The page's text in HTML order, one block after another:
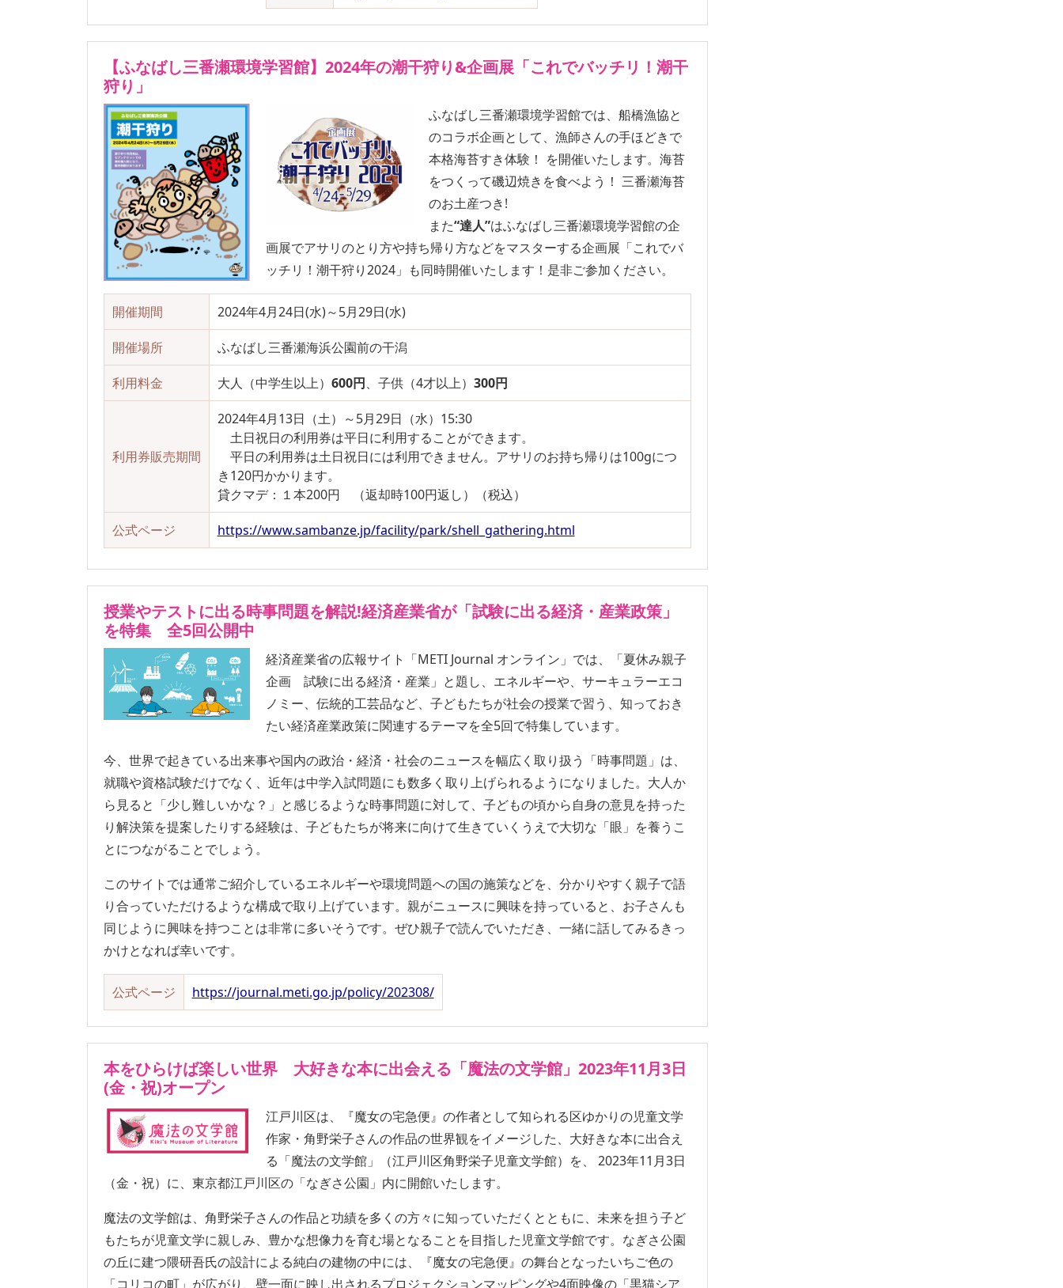
【ふなばし三番瀬環境学習館】 2024年の潮干狩り&企画展「これでバッチリ！潮干
狩り」
ふなばし三番瀬環境学習館では、船橋漁協と
のコラボ企画として、漁師さんの手ほどきで
本格海苔すき体験！ を開催いたします。海苔
をつくって磯辺焼きを食べよう！ 三番瀬海苔
のお土産つき!
また“達人”はふなばし三番瀬環境学習館の企
画展でアサリのとり方や持ち帰り方などをマスターする企画展「これでバ
ッチリ！潮干狩り2024」も同時開催いたします！是非ご参加ください。
開催期間 2024年4月24日(水)～5月29日(水)
開催場所 ふなばし三番瀬海浜公園前の干潟
利用料金 大人（中学生以上） 600円、子供（4才以上） 300円
利用券販売期間
2024年4月13日（土）～5月29日（水）15:30
土日祝日の利用券は平日に利用することができます。
平日の利用券は土日祝日には利用できません。アサリのお持ち帰りは100gにつ
き120円かかります。
貸クマデ：１本200円 （返却時100円返し）（税込）
公式ページ https://www.sambanze.jp/facility/park/shell_gathering.html
授業やテストに出る時事問題を解説!経済産業省が「試験に出る経済・産業政策」
を特集 全5回公開中
経済産業省の広報サイト「METI Journal オンライン」では、「夏休み親子
企画 試験に出る経済・産業」と題し、エネルギーや、サーキュラーエコ
ノミー、伝統的工芸品など、子どもたちが社会の授業で習う、知っておき
たい経済産業政策に関連するテーマを全5回で特集しています。
今、世界で起きている出来事や国内の政治・経済・社会のニュースを幅広く取り扱う「時事問題」は、
就職や資格試験だけでなく、近年は中学入試問題にも数多く取り上げられるようになりました。大人か
ら見ると「少し難しいかな？」と感じるような時事問題に対して、子どもの頃から自身の意見を持った
り解決策を提案したりする経験は、子どもたちが将来に向けて生きていくうえで大切な「眼」を養うこ
とにつながることでしょう。
このサイトでは通常ご紹介しているエネルギーや環境問題への国の施策などを、分かりやすく親子で語
り合っていただけるような構成で取り上げています。親がニュースに興味を持っていると、お子さんも
同じように興味を持つことは非常に多いそうです。ぜひ親子で読んでいただき、一緒に話してみるきっ
かけとなれば幸いです。
公式ページ https://journal.meti.go.jp/policy/202308/
本をひらけば楽しい世界 大好きな本に出会える「魔法の文学館」2023年11月3日
(金・祝)オープン
江戸川区は、『魔女の宅急便』の作者として知られる区ゆかりの児童文学
作家・角野栄子さんの作品の世界観をイメージした、大好きな本に出合え
る「魔法の文学館」（江戸川区角野栄子児童文学館）を、 2023年11月3日
（金・祝）に、東京都江戸川区の「なぎさ公園」内に開館いたします。
魔法の文学館は、角野栄子さんの作品と功績を多くの方々に知っていただくとともに、未来を担う子ど
もたちが児童文学に親しみ、豊かな想像力を育む場となることを目指した児童文学館です。なぎさ公園
の丘に建つ隈研吾氏の設計による純白の建物の中には、『魔女の宅急便』の舞台となったいちご色の
「コリコの町」が広がり、壁一面に映し出されるプロジェクションマッピングや4面映像の「黒猫シア